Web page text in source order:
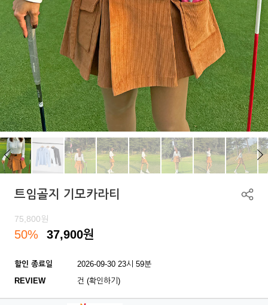
트임골지 기모카라티
75,800원
50% 37,900원
할인 종료일
2026-09-30 23시 59분
REVIEW
건 (확인하기)